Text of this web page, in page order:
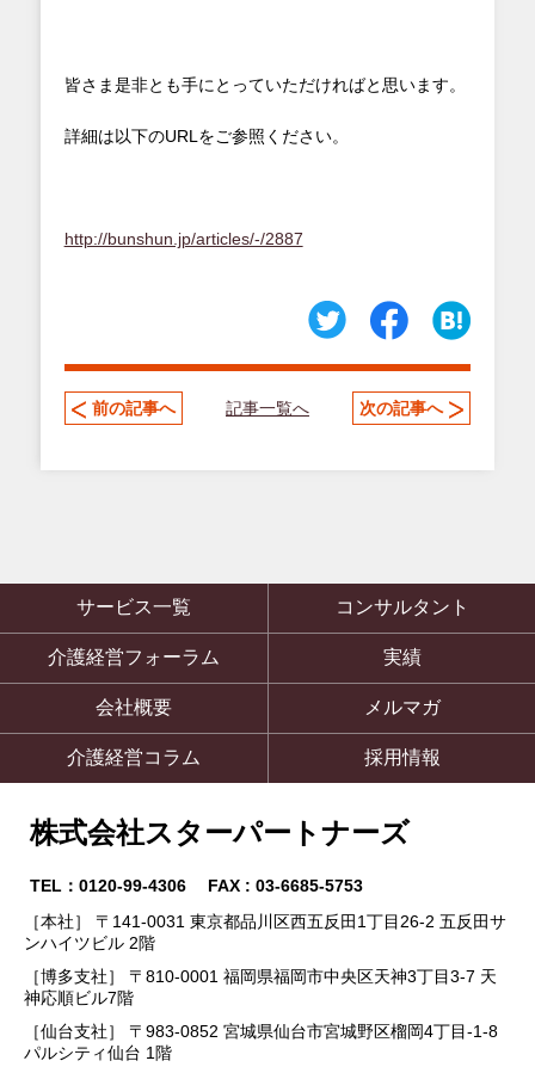
皆さま是非とも手にとっていただければと思います。
詳細は以下のURLをご参照ください。
http://bunshun.jp/articles/-/2887
前の記事へ 記事一覧へ 次の記事へ
サービス一覧 コンサルタント
介護経営フォーラム 実績
会社概要 メルマガ
介護経営コラム 採用情報
株式会社スターパートナーズ
TEL：0120-99-4306 FAX : 03-6685-5753
［本社］ 〒141-0031 東京都品川区西五反田1丁目26-2 五反田サ
ンハイツビル 2階
［博多支社］ 〒810-0001 福岡県福岡市中央区天神3丁目3-7 天
神応順ビル7階
［仙台支社］ 〒983-0852 宮城県仙台市宮城野区榴岡4丁目-1-8
パルシティ仙台 1階